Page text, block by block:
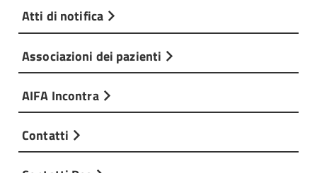
Atti di notifica
Associazioni dei pazienti
AIFA Incontra
Contatti